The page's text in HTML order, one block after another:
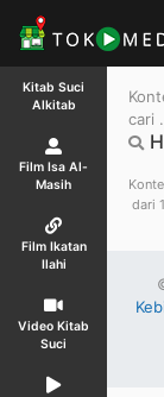
Kitab Suci
Alkitab
Film Isa Al-
Masih
Film Ikatan
Ilahi
Video Kitab
Suci
cari
dari 1